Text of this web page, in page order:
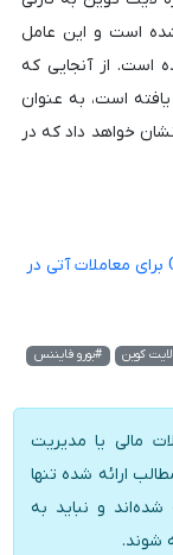
است و این عامل
است. از آنجایی که
است، به عنوان
خواهد داد که در
جهش دوج کوین با مجوز CFTC برای معاملات آتی در
لایت کوین
#بورو فایننس
مالی یا مدیریت
ارائه شده تنها
شده‌اند و نباید به
شوند.